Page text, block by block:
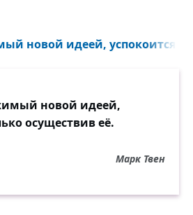
новой идеей, успокоится,
новой идеей,
осуществив её.
Марк Твен